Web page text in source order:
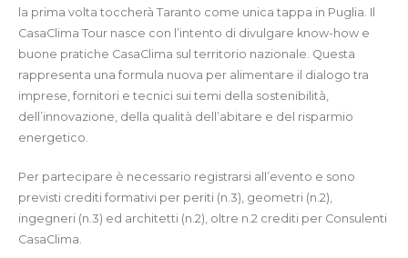
la prima volta toccherà Taranto come unica tappa in Puglia. Il
CasaClima Tour nasce con l’intento di divulgare know-how e
buone pratiche CasaClima sul territorio nazionale. Questa
rappresenta una formula nuova per alimentare il dialogo tra
imprese, fornitori e tecnici sui temi della sostenibilità,
dell’innovazione, della qualità dell’abitare e del risparmio
energetico.
Per partecipare è necessario registrarsi all’evento e sono
previsti crediti formativi per periti (n.3), geometri (n.2),
ingegneri (n.3) ed architetti (n.2), oltre n.2 crediti per Consulenti
CasaClima.